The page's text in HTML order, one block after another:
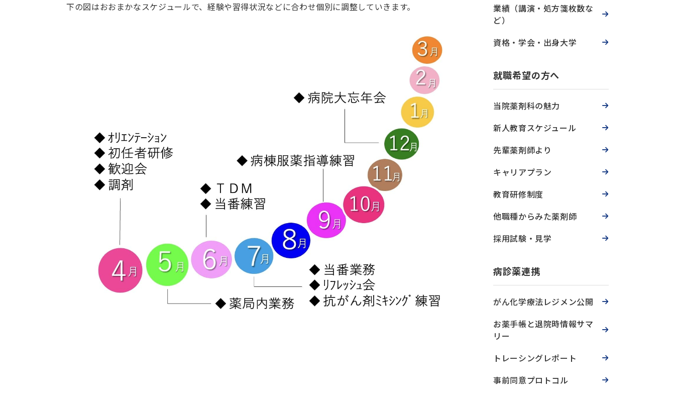
下の図はおおまかなスケジュールで、経験や習得状況などに合わせ個別に調整していきます。
業績（講演・処方箋枚数な
ど）
資格・学会・出身大学
就職希望の方へ
当院薬剤科の魅力
新人教育スケジュール
先輩薬剤師より
キャリアプラン
教育研修制度
他職種からみた薬剤師
採用試験・見学
病診薬連携
がん化学療法レジメン公開
お薬手帳と退院時情報サマ
リー
トレーシングレポート
事前同意プロトコル